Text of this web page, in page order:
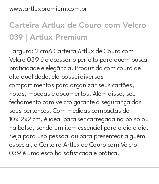
www.artluxpremium.com.br
Carteira Artlux de Couro com Velcro
039 | Artlux Premium
Largura: 2 cmA Carteira Artlux de Couro com
Velcro 039 é o acessório perfeito para quem busca
praticidade e elegância. Produzida com couro de
alta qualidade, ela possui diversos
compartimentos para organizar seus cartões,
notas, moedas e documentos. Além disso, seu
fechamento com velcro garante a segurança dos
seus pertences. Com medidas compactas de
10x12x2 cm, é ideal para ser carregada no bolso ou
na bolsa, sendo um item essencial para o dia a dia.
Seja para uso pessoal ou para presentear alguém
especial, a Carteira Artlux de Couro com Velcro
039 é uma escolha sofisticada e prática.